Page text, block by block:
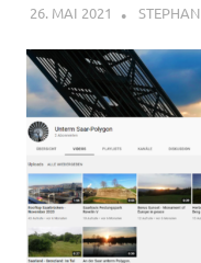
26. MAI 2021 STEPHAN